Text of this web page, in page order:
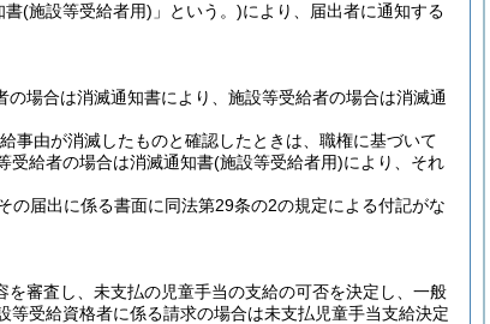
書(施設等受給者用) 」という。)により、届出者に通知する
場合は消滅通知書により、施設等受給者の場合は消滅通
事由が消滅したものと確認したときは、職権に基づいて
受給者の場合は消滅通知書(施設等受給者用)により、それ
の届出に係る書面に同法第29条の2の規定による付記がな
審査し、未支払の児童手当の支給の可否を決定し、一般
等受給資格者に係る請求の場合は未支払児童手当支給決定